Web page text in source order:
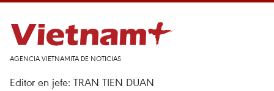
AGENCIA VIETNAMITA DE NOTICIAS
Editor en jefe: TRAN TIEN DUAN